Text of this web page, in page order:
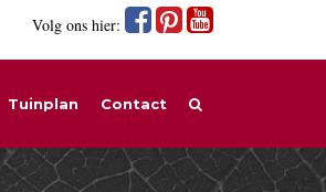
Volg ons hier:
Tuinplan Contact